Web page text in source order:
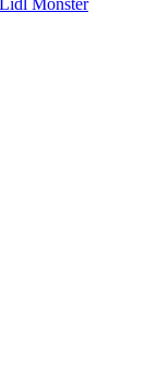
Lidl Monster